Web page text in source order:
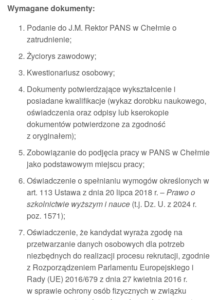
Wymagane dokumenty:
Podanie do J.M. Rektor PANS w Chełmie o
zatrudnienie;
Życiorys zawodowy;
Kwestionariusz osobowy;
Dokumenty potwierdzające wykształcenie i
posiadane kwalifikacje (wykaz dorobku naukowego,
oświadczenia oraz odpisy lub kserokopie
dokumentów potwierdzone za zgodność
z oryginałem);
Zobowiązanie do podjęcia pracy w PANS w Chełmie
jako podstawowym miejscu pracy;
Oświadczenie o spełnianiu wymogów określonych w
art. 113 Ustawa z dnia 20 lipca 2018 r. –Prawo o
szkolnictwie wyższym i nauce (t.j. Dz. U. z 2024 r.
poz. 1571);
Oświadczenie, że kandydat wyraża zgodę na
przetwarzanie danych osobowych dla potrzeb
niezbędnych do realizacji procesu rekrutacji, zgodnie
z Rozporządzeniem Parlamentu Europejskiego i
Rady (UE) 2016/679 z dnia 27 kwietnia 2016 r.
w sprawie ochrony osób fizycznych w związku